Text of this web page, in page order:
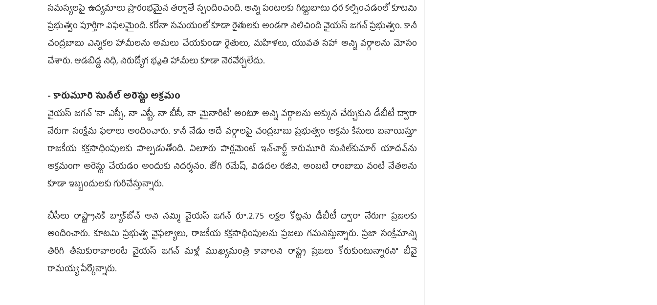
సమస్యలపై ఉద్యమాలు ప్రారంభమైన తర్వాతే స్పందించింది. అన్ని పంటలకు గిట్టుబాటు ధర కల్పించడంలో కూటమి
ప్రభుత్వం పూర్తిగా విఫలమైంది. కరోనా సమయంలో కూడా రైతులకు అండగా నిలిచింది వైయస్ జగన్ ప్రభుత్వం. కానీ
చంద్రబాబు ఎన్నికల హామీలను అమలు చేయకుండా రైతులు, మహిళలు, యువత సహా అన్ని వర్గాలను మోసం
చేశారు. ఆడబిడ్డ నిధి, నిరుద్యోగ భృతి హామీలు కూడా నెరవేర్చలేదు.
- కారుమూరి సునీల్ అరెస్టు అక్ర‌మం
వైయస్ జగన్ 'నా ఎస్సీ, నా ఎస్టీ, నా బీసీ, నా మైనారిటీ' అంటూ అన్ని వర్గాలను అక్కున చేర్చుకుని డీబీటీ ద్వారా
నేరుగా సంక్షేమ ఫలాలు అందించారు. కానీ నేడు అదే వర్గాలపై చంద్రబాబు ప్రభుత్వం అక్రమ కేసులు బనాయిస్తూ
రాజకీయ కక్షసాధింపులకు పాల్పడుతోంది. ఏలూరు పార్లమెంట్ ఇన్‌చార్జ్ కారుమూరి సునీల్‌కుమార్ యాదవ్‌ను
అక్రమంగా అరెస్టు చేయడం అందుకు నిదర్శనం. జోగి రమేష్, విడదల రజిని, అంబటి రాంబాబు వంటి నేతలను
కూడా ఇబ్బందులకు గురిచేస్తున్నారు.
బీసీలు రాష్ట్రానికి బ్యాక్‌బోన్ అని నమ్మి వైయస్ జగన్ రూ.2.75 లక్షల కోట్లను డీబీటీ ద్వారా నేరుగా ప్రజలకు
అందించారు. కూటమి ప్రభుత్వ వైఫల్యాలు, రాజకీయ కక్షసాధింపులను ప్రజలు గమనిస్తున్నారు. ప్రజా సంక్షేమాన్ని
తిరిగి తీసుకురావాలంటే వైయస్ జగన్ మళ్లీ ముఖ్యమంత్రి కావాలని రాష్ట్ర ప్రజలు కోరుకుంటున్నారని" బీవై
రామయ్య పేర్కొన్నారు.